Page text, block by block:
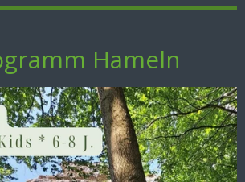
Hameln